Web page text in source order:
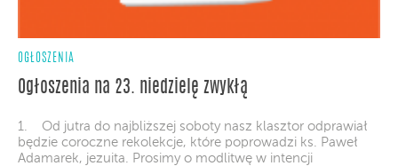
OGŁOSZENIA
Ogłoszenia na 23. niedzielę zwykłą
1. Od jutra do najbliższej soboty nasz klasztor odprawiał
będzie coroczne rekolekcje, które poprowadzi ks. Paweł
Adamarek, jezuita. Prosimy o modlitwę w intencji